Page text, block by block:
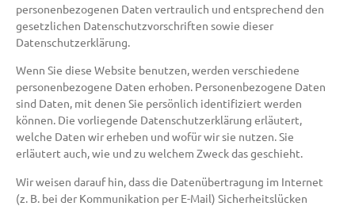
personenbezogenen Daten vertraulich und entsprechend den
gesetzlichen Datenschutzvorschriften sowie dieser
Datenschutzerklärung.
Wenn Sie diese Website benutzen, werden verschiedene
personenbezogene Daten erhoben. Personenbezogene Daten
sind Daten, mit denen Sie persönlich identifiziert werden
können. Die vorliegende Datenschutzerklärung erläutert,
welche Daten wir erheben und wofür wir sie nutzen. Sie
erläutert auch, wie und zu welchem Zweck das geschieht.
Wir weisen darauf hin, dass die Datenübertragung im Internet
(z. B. bei der Kommunikation per E-Mail) Sicherheitslücken